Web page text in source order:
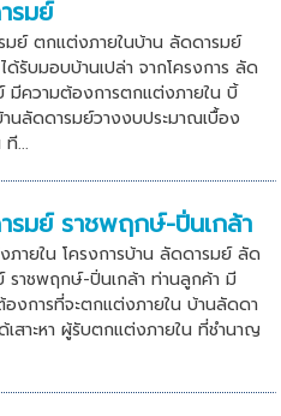
รมย์
มย์ ตกแต่งภายในบ้าน ลัดดารมย์
ด้รับมอบบ้านเปล่า จากโครงการ ลัด
มีความต้องการตกแต่งภายใน บิ้
นลัดดารมย์วางงบประมาณเบื้อง
...
รมย์ ราชพฤกษ์-ปิ่นเกล้า
ภายใน โครงการบ้าน ลัดดารมย์ ลัด
ราชพฤกษ์-ปิ่นเกล้า ท่านลูกค้า มี
องการที่จะตกแต่งภายใน บ้านลัดดา
เสาะหา ผู้รับตกแต่งภายใน ที่ชำนาญ